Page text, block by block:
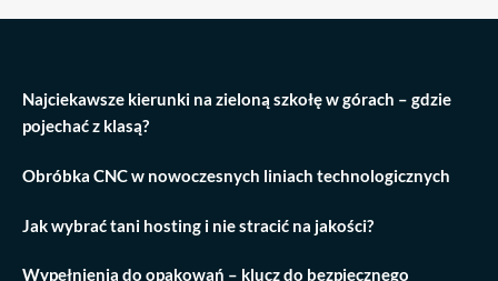
Najciekawsze kierunki na zieloną szkołę w górach – gdzie
pojechać z klasą?
Obróbka CNC w nowoczesnych liniach technologicznych
Jak wybrać tani hosting i nie stracić na jakości?
Wypełnienia do opakowań – klucz do bezpiecznego